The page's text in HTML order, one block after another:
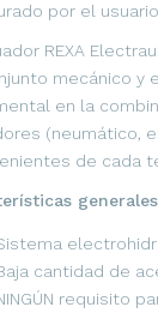
por el usuario.
REXA
mecánico y
en la
(neumático,
de cada
cantidad de
requisito